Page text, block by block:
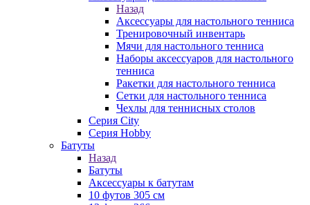
Назад
Аксессуары для настольного тенниса
Тренировочный инвентарь
Мячи для настольного тенниса
Наборы аксессуаров для настольного
тенниса
Ракетки для настольного тенниса
Сетки для настольного тенниса
Чехлы для теннисных столов
Серия City
Серия Hobby
Батуты
Назад
Батуты
Аксессуары к батутам
10 футов 305 см